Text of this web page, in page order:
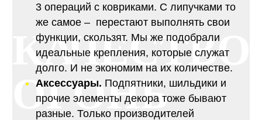
КАЧЕСТВО
ОГОНЬ
3 операций с ковриками. С липучками то
же самое – перестают выполнять свои
функции, скользят. Мы же подобрали
идеальные крепления, которые служат
долго. И не экономим на их количестве.
Аксессуары. Подпятники, шильдики и
прочие элементы декора тоже бывают
разные. Только производителей